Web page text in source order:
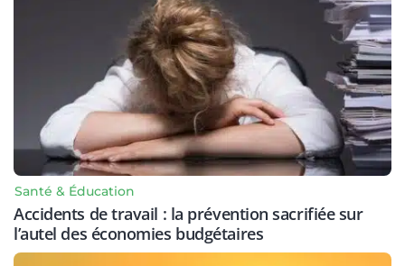
Santé & Éducation
Accidents de travail : la prévention sacrifiée sur
l’autel des économies budgétaires